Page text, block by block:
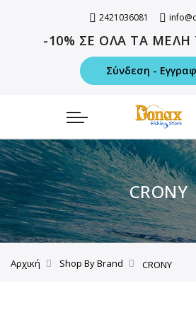
2421036081
-10% ΣΕ ΟΛΑ ΤΑ ΜΕΛΗ
Σύνδεση -
CRONY
Αρχική Shop By Brand CRONY